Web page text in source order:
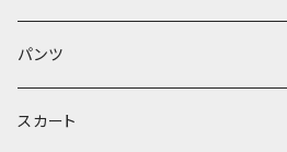
パンツ
スカート